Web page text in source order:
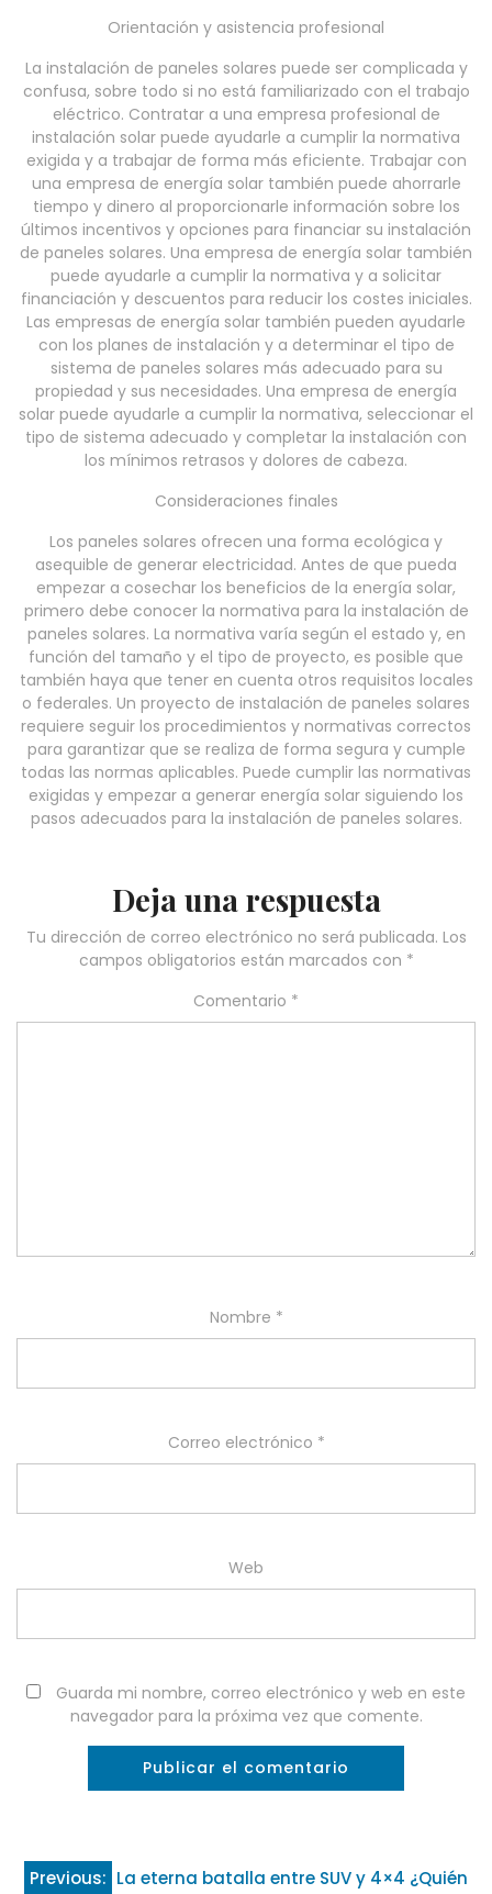
Orientación y asistencia profesional
La instalación de paneles solares puede ser complicada y
confusa, sobre todo si no está familiarizado con el trabajo
eléctrico. Contratar a una empresa profesional de
instalación solar puede ayudarle a cumplir la normativa
exigida y a trabajar de forma más eficiente. Trabajar con
una empresa de energía solar también puede ahorrarle
tiempo y dinero al proporcionarle información sobre los
últimos incentivos y opciones para financiar su instalación
de paneles solares. Una empresa de energía solar también
puede ayudarle a cumplir la normativa y a solicitar
financiación y descuentos para reducir los costes iniciales.
Las empresas de energía solar también pueden ayudarle
con los planes de instalación y a determinar el tipo de
sistema de paneles solares más adecuado para su
propiedad y sus necesidades. Una empresa de energía
solar puede ayudarle a cumplir la normativa, seleccionar el
tipo de sistema adecuado y completar la instalación con
los mínimos retrasos y dolores de cabeza.
Consideraciones finales
Los paneles solares ofrecen una forma ecológica y
asequible de generar electricidad. Antes de que pueda
empezar a cosechar los beneficios de la energía solar,
primero debe conocer la normativa para la instalación de
paneles solares. La normativa varía según el estado y, en
función del tamaño y el tipo de proyecto, es posible que
también haya que tener en cuenta otros requisitos locales
o federales. Un proyecto de instalación de paneles solares
requiere seguir los procedimientos y normativas correctos
para garantizar que se realiza de forma segura y cumple
todas las normas aplicables. Puede cumplir las normativas
exigidas y empezar a generar energía solar siguiendo los
pasos adecuados para la instalación de paneles solares.
Deja una respuesta
Tu dirección de correo electrónico no será publicada. Los
campos obligatorios están marcados con *
Comentario *
Nombre *
Correo electrónico *
Web
Guarda mi nombre, correo electrónico y web en este
navegador para la próxima vez que comente.
Previous: La eterna batalla entre SUV y 4×4 ¿Quién